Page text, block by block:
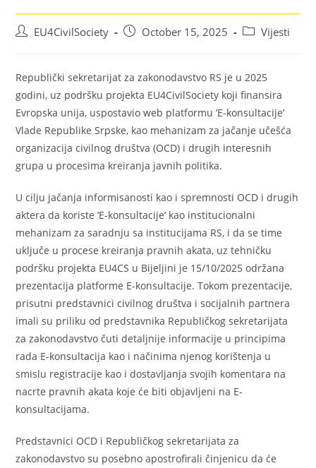
EU4CivilSociety October 15, 2025 Vijesti
Republički sekretarijat za zakonodavstvo RS je u 2025
godini, uz podršku projekta EU4CivilSociety koji finansira
Evropska unija, uspostavio web platformu ’E-konsultacije’
Vlade Republike Srpske, kao mehanizam za jačanje učešća
organizacija civilnog društva (OCD) i drugih interesnih
grupa u procesima kreiranja javnih politika.
U cilju jačanja informisanosti kao i spremnosti OCD i drugih
aktera da koriste ’E-konsultacije’ kao institucionalni
mehanizam za saradnju sa institucijama RS, i da se time
uključe u procese kreiranja pravnih akata, uz tehničku
podršku projekta EU4CS u Bijeljini je 15/10/2025 održana
prezentacija platforme E-konsultacije. Tokom prezentacije,
prisutni predstavnici civilnog društva i socijalnih partnera
imali su priliku od predstavnika Republičkog sekretarijata
za zakonodavstvo čuti detaljnije informacije u principima
rada E-konsultacija kao i načinima njenog korištenja u
smislu registracije kao i dostavljanja svojih komentara na
nacrte pravnih akata koje će biti objavljeni na E-
konsultacijama.
Predstavnici OCD i Republičkog sekretarijata za
zakonodavstvo su posebno apostrofirali činjenicu da će